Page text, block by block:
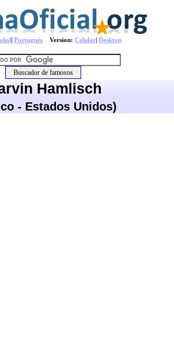
| Português Version: Celular| Desktop
Hamlisch
- Estados Unidos)